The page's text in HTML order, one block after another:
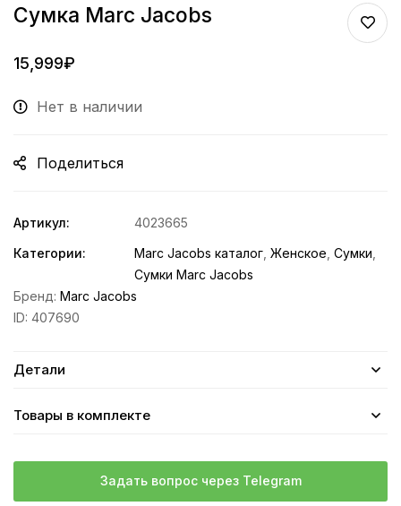
Сумка Marc Jacobs
15,999₽
Нет в наличии
Поделиться
Артикул:
4023665
Категории:
Marc Jacobs каталог Женское Сумки
Сумки Marc Jacobs
Бренд: Marc Jacobs
ID: 407690
Детали
Товары в комплекте
Задать вопрос через Telegram